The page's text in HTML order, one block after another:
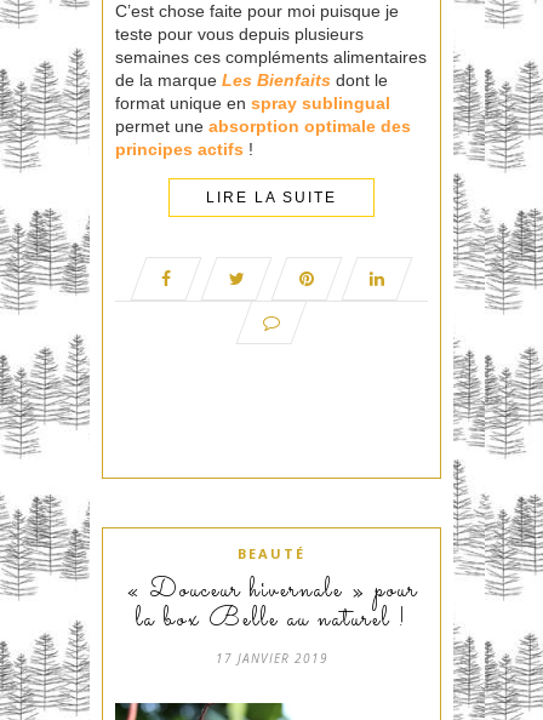
C’est chose faite pour moi puisque je
teste pour vous depuis plusieurs
semaines ces compléments alimentaires
de la marque Les Bienfaits dont le
format unique en spray sublingual
permet une absorption optimale des
principes actifs !
LIRE LA SUITE
BEAUTÉ
« Douceur hivernale » pour
la box Belle au naturel !
17 JANVIER 2019